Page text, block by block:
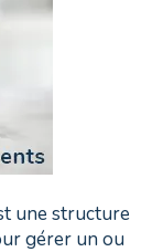
une structure
gérer un ou